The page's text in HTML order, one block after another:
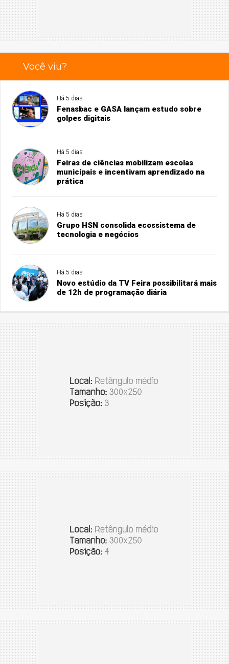
Você viu?
Há 5 dias
Fenasbac e GASA lançam estudo sobre
golpes digitais
Há 5 dias
Feiras de ciências mobilizam escolas
municipais e incentivam aprendizado na
prática
Há 5 dias
Grupo HSN consolida ecossistema de
tecnologia e negócios
Há 5 dias
Novo estúdio da TV Feira possibilitará mais
de 12h de programação diária